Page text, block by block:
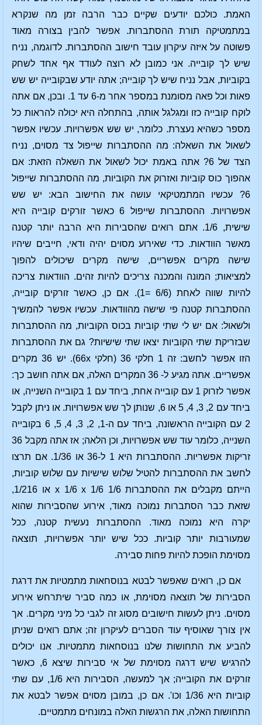
האמת. כולכם יודעים שקיים כבר הרבה זמן מה שנקרא
במתמטיקה תורת ההסתברות. אפשר להבין בצורה מאוד
פשוטה על איזה עיקרון עובד חישוב ההסתברות. לדוגמה, נניח
שיש לך קובייה. אני כמובן לא רוצה לעודד אף אחד לשחק
בקוביות, אבל נניח שיש לך קובייה; אתה יודע שבקובייה יש שש
פאות
וכל פאה מסומנת במספר אחר מ-6 עד 1. ובכן, אם אתה
לוקח קובייה כזו ומגלגל אותה, בהתחלה היא יכולה להראות כל
מספר כשהיא נעצרת. כלומר, יש שש אפשרויות. עכשיו אפשר
לשאול את השאלה: מה ההסתברות שייפול צד מסוים, נניח
הצד של 6? אתה באמת יכול לשאול את השאלה הזאת: אם
אהפוך כוס קוביות ואזרוק את הקוביות, מה ההסתברות שייפול
6? עכשיו המתמטיקאי עושה את החישוב הבא: יש שש
אפשרויות. ההסתברות שייפול 6 כאשר זורקים קובייה היא
שישית, 1/6. אתם רואים שהסבירות היא הרבה יותר קטנה
מאשר הוודאות. כדי שאירוע מסוים יהיה ודאי, חייבים שיהיו
שישה מקרים אפשריים, שישה מקרים שיכולים להפוך
למציאות; המונה והמכנה צריכים להיות זהים. הוודאות צריכה
להיות שווה לאחת (6/6 =1). אם כן, כאשר זורקים קובייה,
ההסתברות קטנה פי שישה מהוודאות. עכשיו אפשר להמשיך
ולשאול: אם יש לי שתי קוביות בכוס הקוביות, מה ההסתברות
שבזריקת שתי הקוביות יצאו שתי שישיות? גם את ההסתברות
הזו אפשר לחשב: זה 1 חלקי 36 (חלקי 66x). יש 36 מקרים
אפשריים. אתה מגיע ל- 36 המקרים האלה, אם אתה חושב כך:
אפשר לזרוק 1 עם קובייה אחת, ביחד עם 1 בקובייה השנייה, או
ביחד עם 2, 3, 4, 5 או 6, שנותן לך שש אפשרויות. או ניתן לקבל
2 עם הקובייה הראשונה, ביחד עם ה-1, 2, 3, 4, 5, 6 בקובייה
השנייה, כלומר עוד שש אפשרויות, וכן הלאה; אז אתה מקבל 36
זריקות אפשריות. ההסתברות היא 1 ל-36 או 1/36. אם תרצו
לחשב את ההסתברות להטיל שלוש שישיות עם שלוש קוביות,
הייתם מקבלים את ההסתברות 1/6 x 1/6 x 1/6 או 1/216,
שזאת כבר הסתברות נמוכה מאוד, אירוע שהסבירות שהוא
יקרה היא נמוכה מאוד. ההסתברות נעשית קטנה, ככל
שמעורבות יותר קוביות. ככל שיש יותר אפשרויות, תוצאה
מסוימת הופכת להיות פחות סבירה.
אם כן, רואים שאפשר לבטא בנוסחאות מתמטיות את דרגת
הסבירות של תוצאה מסוימת, או כמה סביר שיתרחש אירוע
מסוים. ניתן לעשות חישובים מסוג זה לגבי כל מיני מקרים. אך
אין צורך שאוסיף עוד הסברים לעיקרון זה; אתם רואים שניתן
להביע את התחושות שלנו בנוסחאות מתמטיות. אנו יכולים
להרגיש שיש דרגה מסוימת של אי סבירות שיצא 6, כאשר
זורקים את הקובייה; אך למעשה, הסבירות היא 1/6, עם שתי
קוביות היא 1/36 וכו'. אם כן, במובן מסוים אפשר לבטא את
התחושות האלה, את הרגשות האלה במונחים מתמטיים.